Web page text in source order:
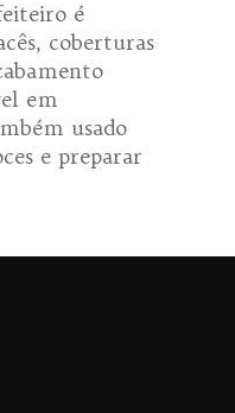
é
coberturas
em
usado
e preparar